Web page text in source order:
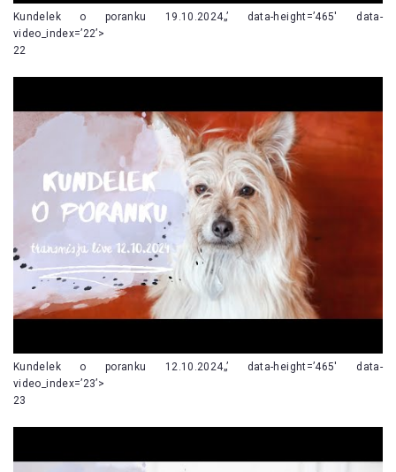
Kundelek o poranku 19.10.2024„’ data-height=’465′ data-
video_index=’22’>
22
Kundelek o poranku 12.10.2024„’ data-height=’465′ data-
video_index=’23’>
23